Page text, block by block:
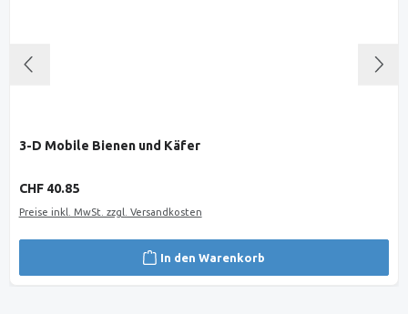
3-D Mobile Bienen und Käfer
Regulärer Preis:
CHF 40.85
Preise inkl. MwSt. zzgl. Versandkosten
In den Warenkorb